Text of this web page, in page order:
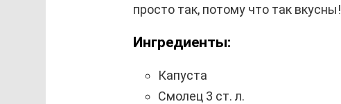
просто так, потому что так вкусны!
Ингредиенты:
Капуста
Смолец 3 ст. л.